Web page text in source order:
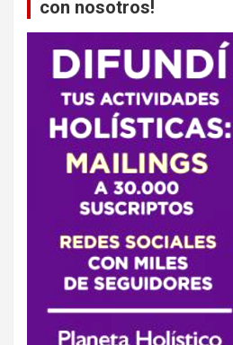
con nosotros!